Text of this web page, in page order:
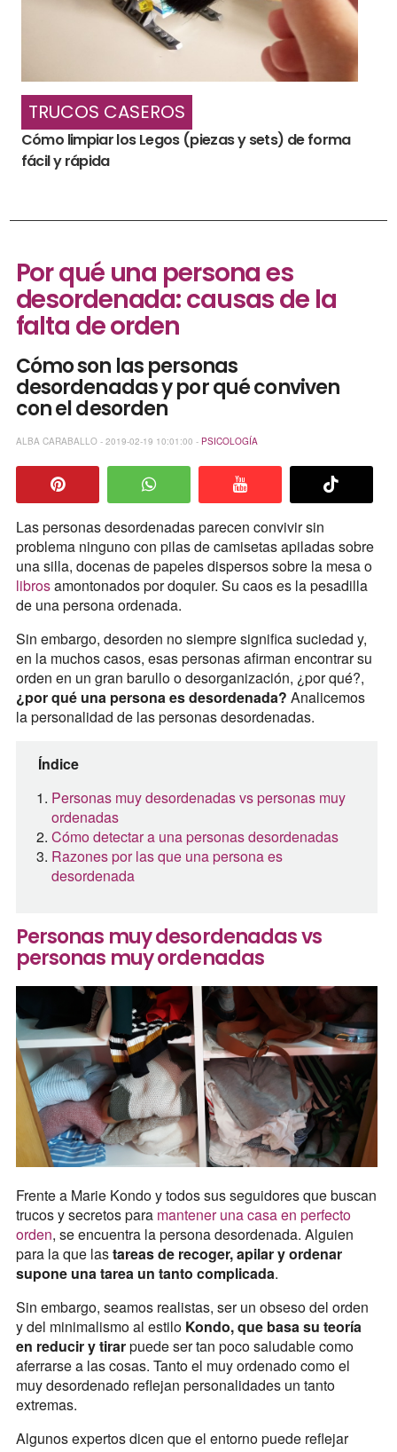
TRUCOS CASEROS
Cómo limpiar los Legos (piezas y sets) de forma
fácil y rápida
Por qué una persona es
desordenada: causas de la
falta de orden
Cómo son las personas
desordenadas y por qué conviven
con el desorden
ALBA CARABALLO - 2019-02-19 10:01:00 - PSICOLOGÍA
Las personas desordenadas parecen convivir sin
problema ninguno con pilas de camisetas apiladas sobre
una silla, docenas de papeles dispersos sobre la mesa o
librosamontonados por doquier. Su caos es la pesadilla
de una persona ordenada.
Sin embargo, desorden no siempre significa suciedad y,
en la muchos casos, esas personas afirman encontrar su
orden en un gran barullo o desorganización, ¿por qué?,
¿por qué una persona es desordenada? Analicemos
la personalidad de las personas desordenadas.
Índice
Personas muy desordenadas vs personas muy
ordenadas
Cómo detectar a una personas desordenadas
Razones por las que una persona es
desordenada
Personas muy desordenadas vs
personas muy ordenadas
Frente a Marie Kondo y todos sus seguidores que buscan
trucos y secretos para mantener una casa en perfecto
orden, se encuentra la persona desordenada. Alguien
para la que lastareas de recoger, apilar y ordenar
supone una tarea un tanto complicada.
Sin embargo, seamos realistas, ser un obseso del orden
y del minimalismo al estiloKondo, que basa su teoría
en reducir y tirarpuede ser tan poco saludable como
aferrarse a las cosas. Tanto el muy ordenado como el
muy desordenado reflejan personalidades un tanto
extremas.
Algunos expertos dicen que el entorno puede reflejar